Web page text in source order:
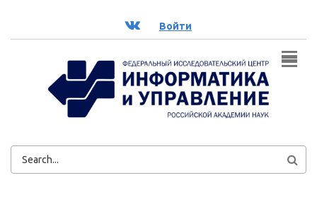
ВК Войти
ФОРМА